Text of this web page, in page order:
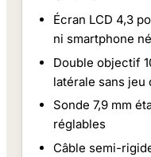
Écran LCD 4,3
ni smartphone
Double objectif
latérale sans jeu
Sonde 7,9 mm
réglables
Câble semi-